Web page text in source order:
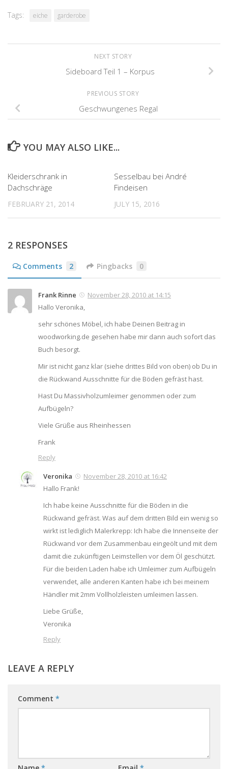
Tags: eiche garderobe
NEXT STORY
Sideboard Teil 1 – Korpus
PREVIOUS STORY
Geschwungenes Regal
YOU MAY ALSO LIKE...
Kleiderschrank in
Dachschräge
FEBRUARY 21, 2014
Sesselbau bei André
Findeisen
JULY 15, 2016
2 RESPONSES
Comments 2 Pingbacks 0
Frank Rinne
November 28, 2010 at 14:15
Hallo Veronika,
sehr schönes Möbel, ich habe Deinen Beitrag in
woodworking.de gesehen habe mir dann auch sofort das
Buch besorgt.
Mir ist nicht ganz klar (siehe drittes Bild von oben) ob Du in
die Rückwand Ausschnitte für die Böden gefräst hast.
Hast Du Massivholzumleimer genommen oder zum
Aufbügeln?
Viele Grüße aus Rheinhessen
Frank
Reply
Veronika
November 28, 2010 at 16:42
Hallo Frank!
Ich habe keine Ausschnitte für die Böden in die
Rückwand gefräst. Was auf dem dritten Bild ein wenig so
wirkt ist lediglich Malerkrepp: Ich habe die Innenseite der
Rückwand vor dem Zusammenbau eingeölt und mit dem
damit die zukünftigen Leimstellen vor dem Öl geschützt.
Für die beiden Laden habe ich Umleimer zum Aufbügeln
verwendet, alle anderen Kanten habe ich bei meinem
Händler mit 2mm Vollholzleisten umleimen lassen.
Liebe Grüße,
Veronika
Reply
LEAVE A REPLY
Comment *